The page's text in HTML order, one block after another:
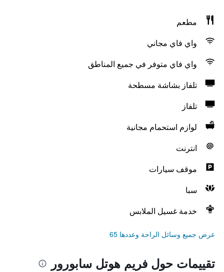
مطعم
واي فاي مجاني
واي فاي متوفر في جميع المناطق
تلفاز بشاشة مسطحة
تلفاز
لوازم استحمام مجانية
انترنت
موقف سيارات
سبا
خدمة غسيل الملابس
عرض جميع وسائل الراحة وعددها 65
تقييمات حول فريم هوتل سابورور